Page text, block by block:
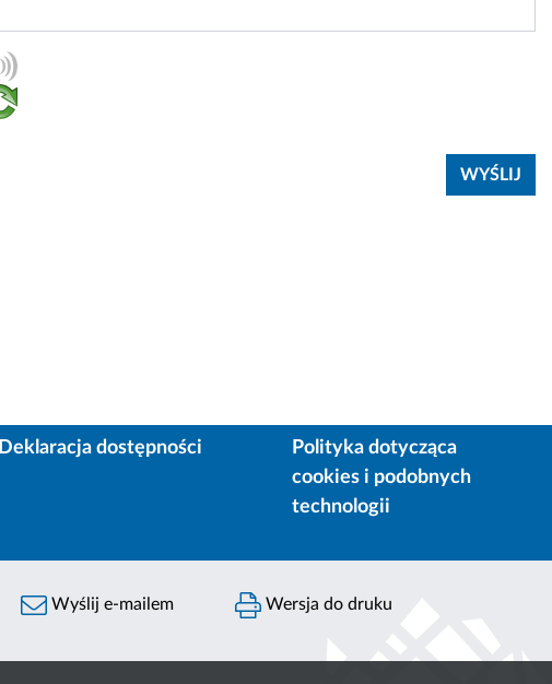
Deklaracja dostępności
Polityka dotycząca
cookies i podobnych
technologii
Wyślij e-mailem Wersja do druku